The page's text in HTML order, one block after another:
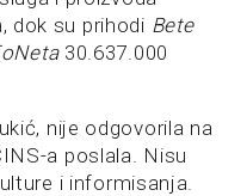
dok su prihodi Bete
30.637.000
nije odgovorila na
a poslala. Nisu
i informisanja.